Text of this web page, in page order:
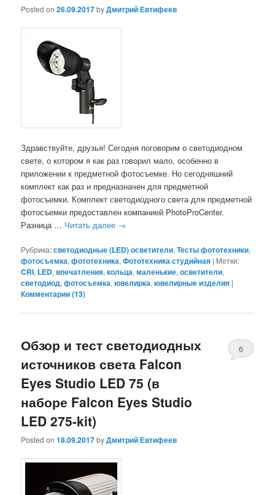
Posted on26.09.2017byДмитрий Евтифеев
Здравствуйте, друзья! Сегодня поговорим о светодиодном
свете, о котором я как раз говорил мало, особенно в
приложении к предметной фотосъемке. Но сегодняшний
комплект как раз и предназначен для предметной
фотосъемки. Комплект светодиодного света для предметной
фотосъемки предоставлен компанией PhotoProCenter.
Разница … Читать далее →
Рубрика:светодиодные (LED) осветители,Тесты фототехники,
фотосъемка,фототехника,Фототехника студийная | Метки:
CRI, LED,впечатления,кольца,маленькие,осветители,
светодиод,фотосъемка,ювелирка,ювелирные изделия |
Комментарии (13)
Обзор и тест светодиодных
источников света Falcon
Eyes Studio LED 75 (в
наборе Falcon Eyes Studio
LED 275-kit)
Posted on18.09.2017byДмитрий Евтифеев
6